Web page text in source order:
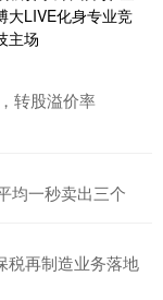
转股溢价率
均一秒卖出三个
税再制造业务落地